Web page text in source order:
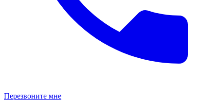
Перезвоните мне